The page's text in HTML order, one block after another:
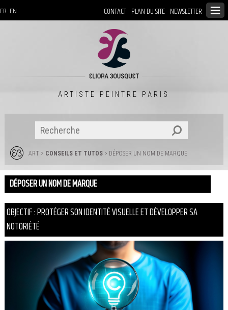
CONTACT PLAN DU SITE NEWSLETTER
FR EN
ARTISTE PEINTRE PARIS
ART> CONSEILS ET TUTOS> DÉPOSER UN NOM DE MARQUE
DÉPOSER UN NOM DE MARQUE
OBJECTIF : PROTÉGER SON IDENTITÉ VISUELLE ET DÉVELOPPER SA
NOTORIÉTÉ